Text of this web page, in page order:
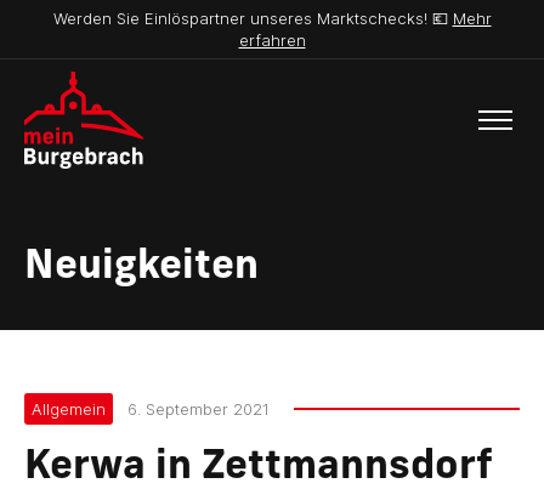
Werden Sie Einlöspartner unseres Marktschecks! 💶 Mehr
erfahren
Neuigkeiten
Allgemein 6. September 2021
Kerwa in Zettmannsdorf